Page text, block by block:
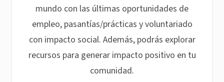
mundo con las últimas oportunidades de
empleo, pasantías/prácticas y voluntariado
con impacto social. Además, podrás explorar
recursos para generar impacto positivo en tu
comunidad.